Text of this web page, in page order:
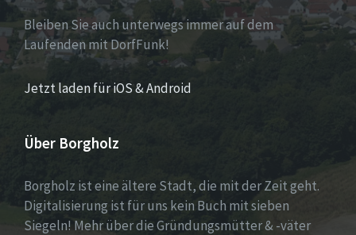
Bleiben Sie auch unterwegs immer auf dem
Laufenden mit DorfFunk!
Jetzt laden für iOS & Android
Über Borgholz
Borgholz ist eine ältere Stadt, die mit der Zeit geht.
Digitalisierung ist für uns kein Buch mit sieben
Siegeln! Mehr über die Gründungsmütter & -väter